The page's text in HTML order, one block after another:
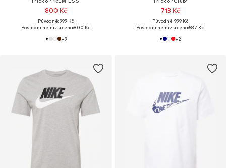
800 Kč
Původně: 999 Kč
Poslední nejnižší cena:800 Kč
+9
713 Kč
Původně: 999 Kč
Poslední nejnižší cena:587 Kč
+2